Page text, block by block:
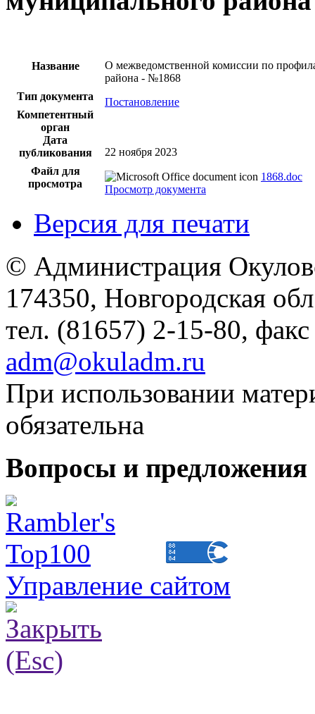
Название
О межведомственной комиссии по
района - №1868
Тип документа
Постановление
Компетентный
орган
Дата
публикования
22 ноября 2023
Файл для
просмотра
1868.doc
Просмотр документа
Версия для печати
© Администрация
174350, Новгородская
тел. (81657) 2-15-80,
adm@okuladm.ru
При использовании
обязательна
Вопросы и
Управление сайтом